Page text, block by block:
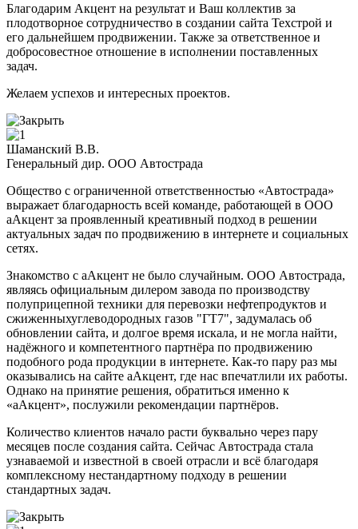
Благодарим Акцент на результат и Ваш коллектив за
плодотворное сотрудничество в создании сайта Техстрой и
его дальнейшем продвижении. Также за ответственное и
добросовестное отношение в исполнении поставленных
задач.
Желаем успехов и интересных проектов.
Шаманский В.В.
Генеральный дир. ООО Автострада
Общество с ограниченной ответственностью «Автострада»
выражает благодарность всей команде, работающей в ООО
аАкцент за проявленный креативный подход в решении
актуальных задач по продвижению в интернете и социальных
сетях.
Знакомство с аАкцент не было случайным. ООО Автострада,
являясь официальным дилером завода по производству
полуприцепной техники для перевозки нефтепродуктов и
сжиженныхуглеводородных газов "ГТ7", задумалась об
обновлении сайта, и долгое время искала, и не могла найти,
надёжного и компетентного партнёра по продвижению
подобного рода продукции в интернете. Как-то пару раз мы
оказывались на сайте аАкцент, где нас впечатлили их работы.
Однако на принятие решения, обратиться именно к
«аАкцент», послужили рекомендации партнёров.
Количество клиентов начало расти буквально через пару
месяцев после создания сайта. Сейчас Автострада стала
узнаваемой и известной в своей отрасли и всё благодаря
комплексному нестандартному подходу в решении
стандартных задач.